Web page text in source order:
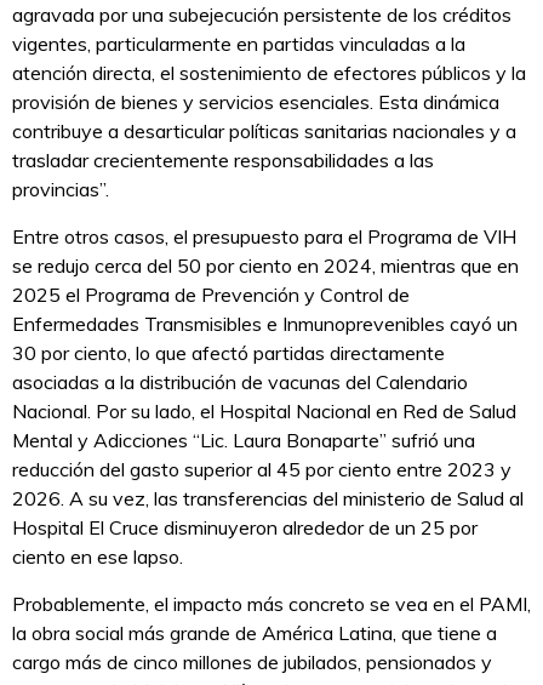
agravada por una subejecución persistente de los créditos
vigentes, particularmente en partidas vinculadas a la
atención directa, el sostenimiento de efectores públicos y la
provisión de bienes y servicios esenciales. Esta dinámica
contribuye a desarticular políticas sanitarias nacionales y a
trasladar crecientemente responsabilidades a las
provincias”.
Entre otros casos, el presupuesto para el Programa de VIH
se redujo cerca del 50 por ciento en 2024, mientras que en
2025 el Programa de Prevención y Control de
Enfermedades Transmisibles e Inmunoprevenibles cayó un
30 por ciento, lo que afectó partidas directamente
asociadas a la distribución de vacunas del Calendario
Nacional. Por su lado, el Hospital Nacional en Red de Salud
Mental y Adicciones “Lic. Laura Bonaparte” sufrió una
reducción del gasto superior al 45 por ciento entre 2023 y
2026. A su vez, las transferencias del ministerio de Salud al
Hospital El Cruce disminuyeron alrededor de un 25 por
ciento en ese lapso.
Probablemente, el impacto más concreto se vea en el PAMI,
la obra social más grande de América Latina, que tiene a
cargo más de cinco millones de jubilados, pensionados y